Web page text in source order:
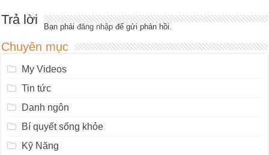
Trả lời Bạn phảiđăng nhập để gửi phản hồi.
Chuyên mục
My Videos
Tin tức
Danh ngôn
Bí quyết sống khỏe
Kỹ Năng